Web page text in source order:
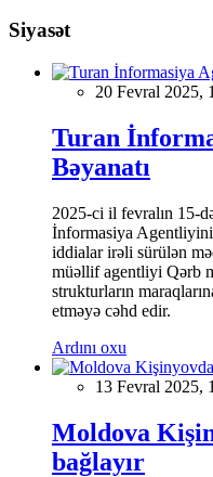
Siyasət
20 Fevral 2025,
Turan
Bəyanatı
2025-ci il fevralın 15-
İnformasiya
iddialar irəli sürülən
müəllif agentliyi Qərb
strukturların
etməyə cəhd edir.
Ardını oxu
13 Fevral 2025,
Moldova
bağlayır